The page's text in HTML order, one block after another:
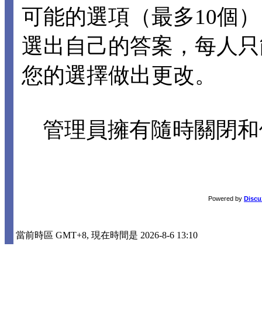
可能的選項（最多10個
選出自己的答案，每人
您的選擇做出更改。
管理員擁有隨時關閉
Powered by
當前時區 GMT+8, 現在時間是 2026-8-6 13:10